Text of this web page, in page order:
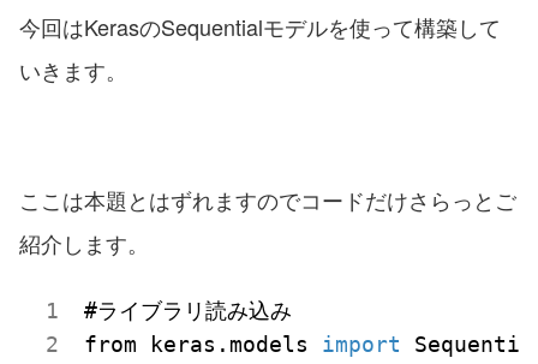
今回はKerasのSequentialモデルを使って構築して
いきます。
ここは本題とはずれますのでコードだけさらっとご
紹介します。
#ライブラリ読み込み
from keras.models import